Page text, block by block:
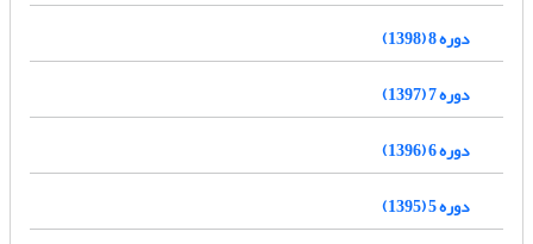
دوره 8 (1398)
دوره 7 (1397)
دوره 6 (1396)
دوره 5 (1395)